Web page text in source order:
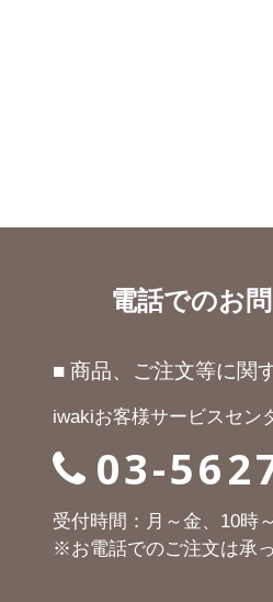
電話でのお
■ 商品、ご注文等に関
iwakiお客様サービスセン
03-
受付時間：月～金、10時
※お電話でのご注文は承